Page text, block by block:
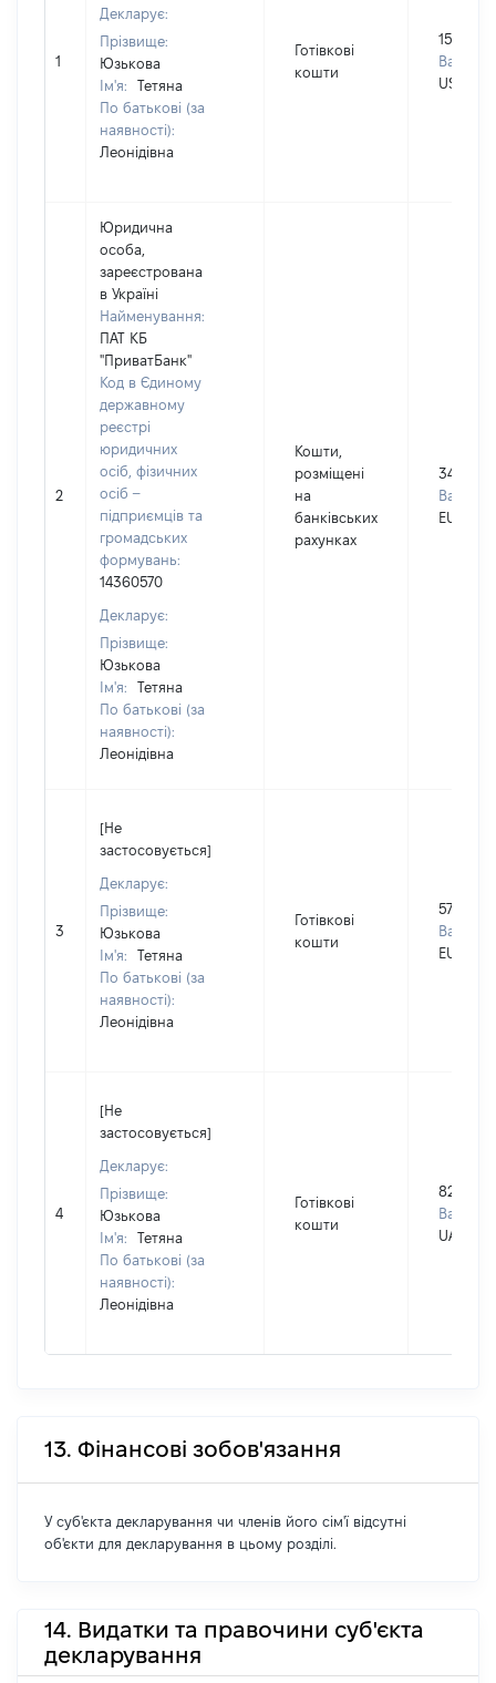
1
Декларує:
Прізвище:
Юзькова
Ім'я:
Тетяна
По батькові (за
наявності):
Леонідівна
Готівкові
кошти
15800
Валюта:
USD
2
Юридична
особа,
зареєстрована
в Україні
Найменування:
ПАТ КБ
"ПриватБанк"
Код в Єдиному
державному
реєстрі
юридичних
осіб, фізичних
осіб –
підприємців та
громадських
формувань:
14360570
Декларує:
Прізвище:
Юзькова
Ім'я:
Тетяна
По батькові (за
наявності):
Леонідівна
Кошти,
розміщені
на
банківських
рахунках
3451
Валюта:
EUR
3
[Не
застосовується]
Декларує:
Прізвище:
Юзькова
Ім'я:
Тетяна
По батькові (за
наявності):
Леонідівна
Готівкові
кошти
5700
Валюта:
EUR
4
[Не
застосовується]
Декларує:
Прізвище:
Юзькова
Ім'я:
Тетяна
По батькові (за
наявності):
Леонідівна
Готівкові
кошти
82000
Валюта:
UAH
13. Фінансові зобов'язання
У суб'єкта декларування чи членів його сім'ї відсутні
об'єкти для декларування в цьому розділі.
14. Видатки та правочини суб'єкта
декларування